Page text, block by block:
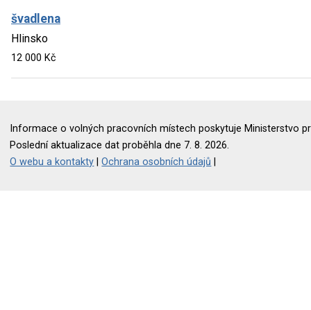
švadlena
Hlinsko
12 000 Kč
Informace o volných pracovních místech poskytuje Ministerstvo
Poslední aktualizace dat proběhla dne 7. 8. 2026.
O webu a kontakty |Ochrana osobních údajů